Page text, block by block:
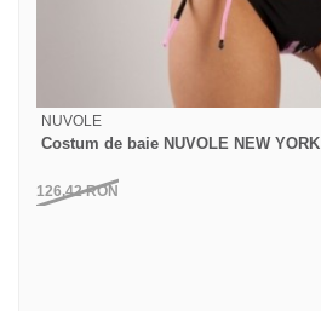
NUVOLE
Costum de baie NUVOLE NEW YORK
126,42RON